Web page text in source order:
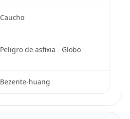
Caucho
Peligro de asfixia - Globo
Bezente-huang